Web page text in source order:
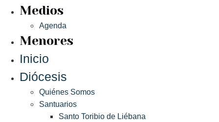
Medios
Agenda
Menores
Inicio
Diócesis
Quiénes Somos
Santuarios
Santo Toribio de Liébana